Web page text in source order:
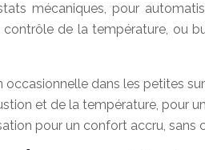
mécaniques, pour
de la température, ou
dans les petites
et de la température, pour
pour un confort accru, sans